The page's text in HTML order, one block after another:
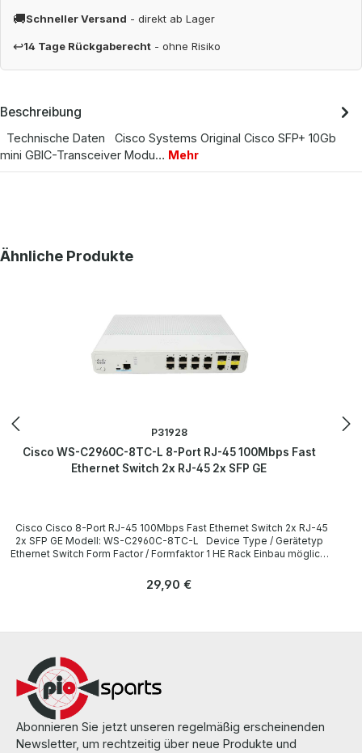
🚚Schneller Versand - direkt ab Lager
↩14 Tage Rückgaberecht - ohne Risiko
Beschreibung
Technische Daten Cisco Systems Original Cisco SFP+ 10Gb
mini GBIC-Transceiver Modu… Mehr
Produktgalerie überspringen
Ähnliche Produkte
P31928
Cisco WS-C2960C-8TC-L 8-Port RJ-45 100Mbps Fast
Ethernet Switch 2x RJ-45 2x SFP GE
2x SFP GE Modell: WS-C2960C-8TC-L Device Type / Gerätetyp
Ethernet Switch Form Factor / Formfaktor 1 HE Rack Einbau möglich,
C2960C-8TC-L 8-Port RJ-45 100Mbps Fast Ethernet Switch 1 x
the factory settings with the corresponding logins of manuals.
Alle Geräte wurden von uns überholt, getestet und auf
Werkeinstellung zurückgesetzt mit den entsprechenden Logins
der Handbücher. More information and details can be found on the
pages of the manufacturer. Weitere Informationen und Details
finden Sie auf den Seiten des Herstellers.
Regulärer Preis:
29,90 €
Abonnieren Sie jetzt unseren regelmäßig erscheinenden
Newsletter, um rechtzeitig über neue Produkte und